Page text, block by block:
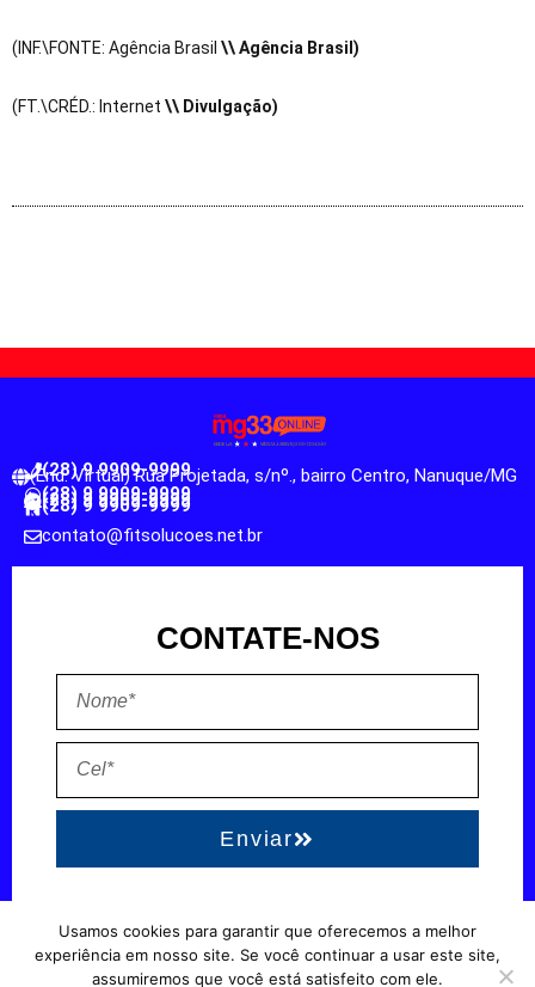
(INF.\FONTE: Agência Brasil \\ Agência Brasil)
(FT.\CRÉD.: Internet \\ Divulgação)
(28) 9 9909-9999
(End. Virtual) Rua Projetada, s/nº., bairro Centro, Nanuque/MG
(28) 9 9909-9999
(28) 9 9909-9999
(28) 9 9909-9999
contato@fitsolucoes.net.br
CONTATE-NOS
Enviar
EXPEDIENTE QUEM SOMOS POLÍTICA DE PRIVACIDADE TERMO DE USO
Usamos cookies para garantir que oferecemos a melhor
experiência em nosso site. Se você continuar a usar este site,
assumiremos que você está satisfeito com ele.